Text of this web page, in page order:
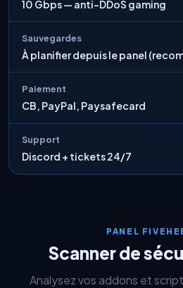
10 Gbps — anti-DDoS gaming
Sauvegardes
À planifier depuis le panel
Paiement
CB, PayPal, Paysafecard
Support
Discord + tickets 24/7
PANEL
Scanner de
Analysez vos addons et